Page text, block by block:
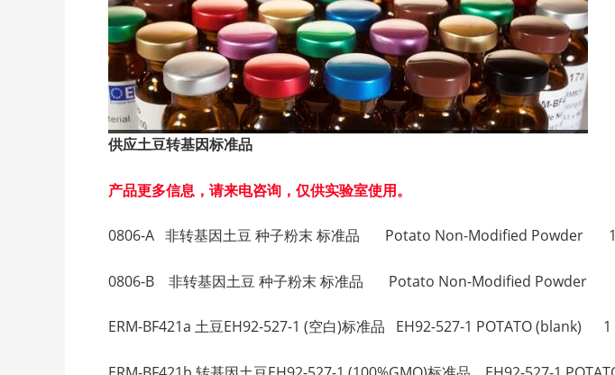
供应土豆转基因标准品
产品更多信息，请来电咨询，仅供实验室使用。
0806-A 非转基因土豆 种子粉末 标准品 Potato Non-Modified Powder
0806-B 非转基因土豆 种子粉末 标准品 Potato Non-Modified Powder
ERM-BF421a 土豆EH92-527-1 (空白)标准品 EH92-527-1 POTATO (blank) 1